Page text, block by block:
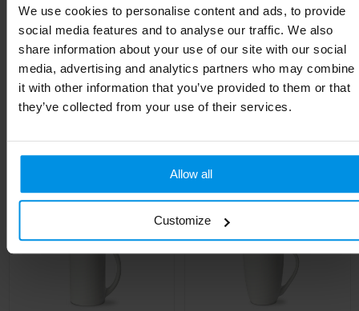
We use cookies to personalise content and ads, to provide
social media features and to analyse our traffic. We also
share information about your use of our site with our social
media, advertising and analytics partners who may combine
it with other information that you’ve provided to them or that
they’ve collected from your use of their services.
Allow all
Customize
Kleur Zwart
Hoogte 8.9 cm